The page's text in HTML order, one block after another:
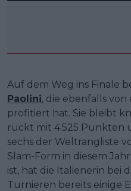
Auf dem Weg ins Finale
Paolini, die ebenfalls
profitiert hat. Sie bleibt
rückt mit 4.525 Punkten
sechs der Weltrangliste
Slam-Form in diesem
ist, hat die Italienerin bei
Turnieren bereits einige